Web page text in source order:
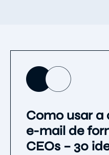
Como usar a
e-mail de
CEOs – 30